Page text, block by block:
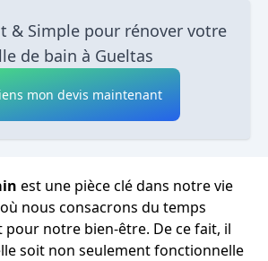
& Simple pour rénover votre
de bain à Gueltas
mon devis maintenant
est une pièce clé dans notre vie
nous consacrons du temps
notre bien-être. De ce fait, il
soit non seulement fonctionnelle